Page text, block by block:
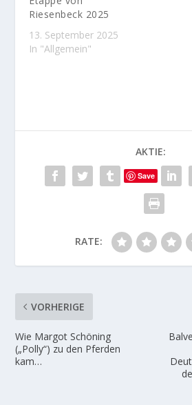
Riesenbeck 2025
13. September 2025
In "Allgemein"
AKTIE:
Save
RATE:
VORHERIGE
Wie Margot Schöning
(„Polly“) zu den Pferden
kam…